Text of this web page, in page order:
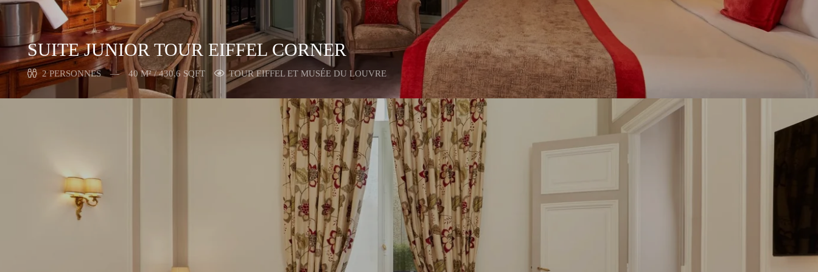
SUITE JUNIOR TOUR EIFFEL CORNER
2 PERSONNES 40 M² / 430,6 SQFT TOUR EIFFEL ET MUSÉE DU LOUVRE